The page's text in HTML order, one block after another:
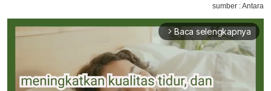
sumber : Antara
arrow_forward_ios Baca selengkapnya